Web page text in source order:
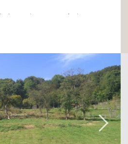
la maison sont à titre
les frais
et le passeport
de construction.